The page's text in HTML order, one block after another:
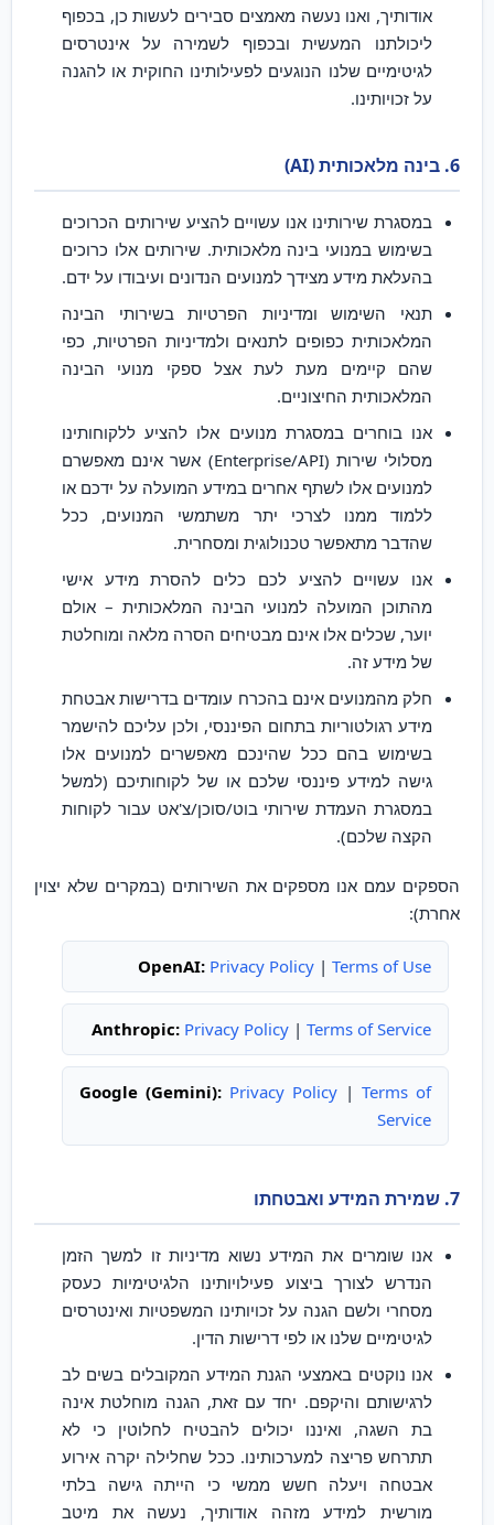
אודותיך, ואנו נעשה מאמצים סבירים לעשות כן, בכפוף
ליכולתנו המעשית ובכפוף לשמירה על אינטרסים
לגיטימיים שלנו הנוגעים לפעילותינו החוקית או להגנה
על זכויותינו.
6. בינה מלאכותית (AI)
במסגרת שירותינו אנו עשויים להציע שירותים הכרוכים
בשימוש במנועי בינה מלאכותית. שירותים אלו כרוכים
בהעלאת מידע מצידך למנועים הנדונים ועיבודו על ידם.
תנאי השימוש ומדיניות הפרטיות בשירותי הבינה
המלאכותית כפופים לתנאים ולמדיניות הפרטיות, כפי
שהם קיימים מעת לעת אצל ספקי מנועי הבינה
המלאכותית החיצוניים.
אנו בוחרים במסגרת מנועים אלו להציע ללקוחותינו
מסלולי שירות (Enterprise/API) אשר אינם מאפשרם
למנועים אלו לשתף אחרים במידע המועלה על ידכם או
ללמוד ממנו לצרכי יתר משתמשי המנועים, ככל
שהדבר מתאפשר טכנולוגית ומסחרית.
אנו עשויים להציע לכם כלים להסרת מידע אישי
מהתוכן המועלה למנועי הבינה המלאכותית – אולם
יוער, שכלים אלו אינם מבטיחים הסרה מלאה ומוחלטת
של מידע זה.
חלק מהמנועים אינם בהכרח עומדים בדרישות אבטחת
מידע רגולטוריות בתחום הפיננסי, ולכן עליכם להישמר
בשימוש בהם ככל שהינכם מאפשרים למנועים אלו
גישה למידע פיננסי שלכם או של לקוחותיכם (למשל
במסגרת העמדת שירותי בוט/סוכן/צ'אט עבור לקוחות
הקצה שלכם).
הספקים עמם אנו מספקים את השירותים (במקרים שלא יצוין
אחרת):
OpenAI: Privacy Policy | Terms of Use
Anthropic: Privacy Policy | Terms of Service
Google (Gemini): Privacy Policy | Terms of
Service
7. שמירת המידע ואבטחתו
אנו שומרים את המידע נשוא מדיניות זו למשך הזמן
הנדרש לצורך ביצוע פעילויותינו הלגיטימיות כעסק
מסחרי ולשם הגנה על זכויותינו המשפטיות ואינטרסים
לגיטימיים שלנו או לפי דרישות הדין.
אנו נוקטים באמצעי הגנת המידע המקובלים בשים לב
לרגישותם והיקפם. יחד עם זאת, הגנה מוחלטת אינה
בת השגה, ואיננו יכולים להבטיח לחלוטין כי לא
תתרחש פריצה למערכותינו. ככל שחלילה יקרה אירוע
אבטחה ויעלה חשש ממשי כי הייתה גישה בלתי
מורשית למידע מזהה אודותיך, נעשה את מיטב